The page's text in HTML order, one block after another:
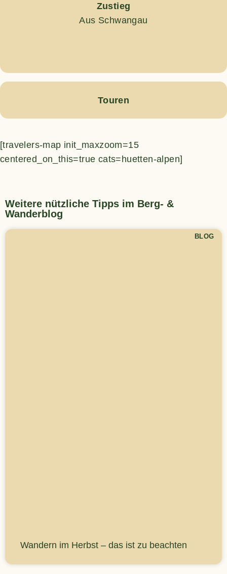
Zustieg
Aus Schwangau
Touren
[travelers-map init_maxzoom=15
centered_on_this=true cats=huetten-alpen]
Weitere nützliche Tipps im Berg- &
Wanderblog
BLOG
Wandern im Herbst – das ist zu beachten